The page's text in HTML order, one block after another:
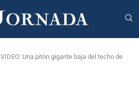
VIDEO: Una pitón gigante baja del techo de